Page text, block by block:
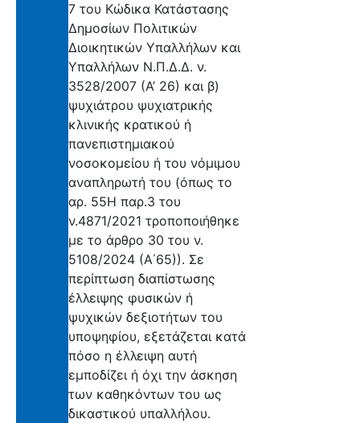
7 του Κώδικα Κατάστασης
Δημοσίων Πολιτικών
Διοικητικών Υπαλλήλων και
Υπαλλήλων Ν.Π.Δ.Δ. ν.
3528/2007 (Α’ 26) και β)
ψυχιάτρου ψυχιατρικής
κλινικής κρατικού ή
πανεπιστημιακού
νοσοκομείου ή του νόμιμου
αναπληρωτή του (όπως το
αρ. 55Η παρ.3 του
ν.4871/2021 τροποποιήθηκε
με το άρθρο 30 του ν.
5108/2024 (Α΄65)). Σε
περίπτωση διαπίστωσης
έλλειψης φυσικών ή
ψυχικών δεξιοτήτων του
υποψηφίου, εξετάζεται κατά
πόσο η έλλειψη αυτή
εμποδίζει ή όχι την άσκηση
των καθηκόντων του ως
δικαστικού υπαλλήλου.